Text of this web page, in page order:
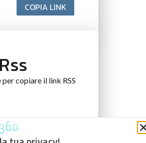
COPIA LINK
copiare il link RSS